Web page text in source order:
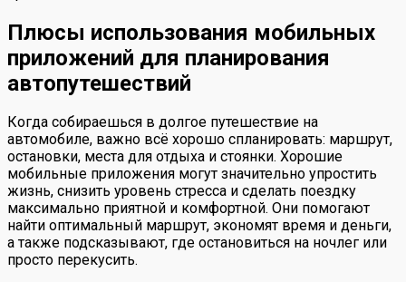
Плюсы использования мобильных
приложений для планирования
автопутешествий
Когда собираешься в долгое путешествие на
автомобиле, важно всё хорошо спланировать: маршрут,
остановки, места для отдыха и стоянки. Хорошие
мобильные приложения могут значительно упростить
жизнь, снизить уровень стресса и сделать поездку
максимально приятной и комфортной. Они помогают
найти оптимальный маршрут, экономят время и деньги,
а также подсказывают, где остановиться на ночлег или
просто перекусить.